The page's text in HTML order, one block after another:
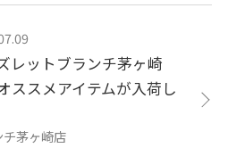
レットブランチ茅ヶ崎
ススメアイテムが入荷し
チ茅ヶ崎店